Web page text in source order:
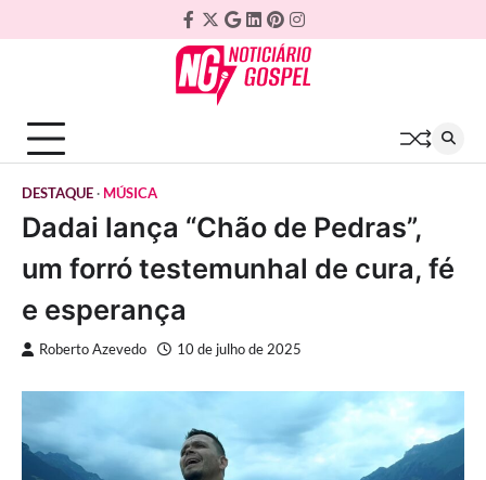
to
Facebook
Twitter
Google
Plus
Linkedin
Pinterest
Instagram
DESTAQUE MÚSICA
Dadai lança “Chão de Pedras”,
um forró testemunhal de cura, fé
e esperança
Roberto Azevedo 10 de julho de 2025